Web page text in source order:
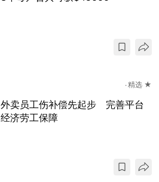
精选 ★
外卖员工伤补偿先起步 完善平台
经济劳工保障